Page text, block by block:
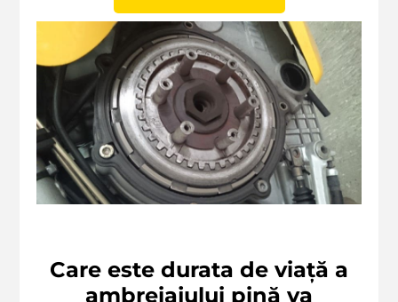
Care este durata de viață a
ambreiajului pină va